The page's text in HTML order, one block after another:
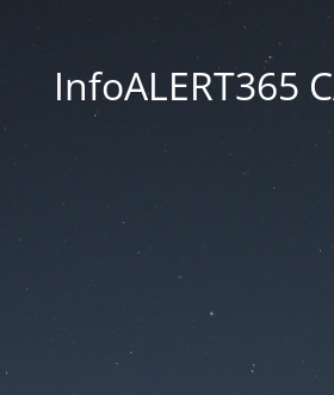
InfoALERT365